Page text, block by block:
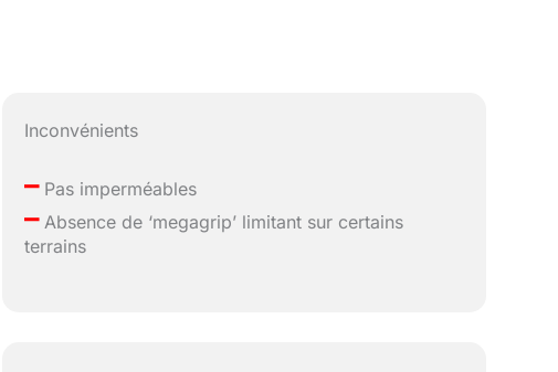
Inconvénients
–Pas imperméables
–Absence de ‘megagrip’ limitant sur certains
terrains